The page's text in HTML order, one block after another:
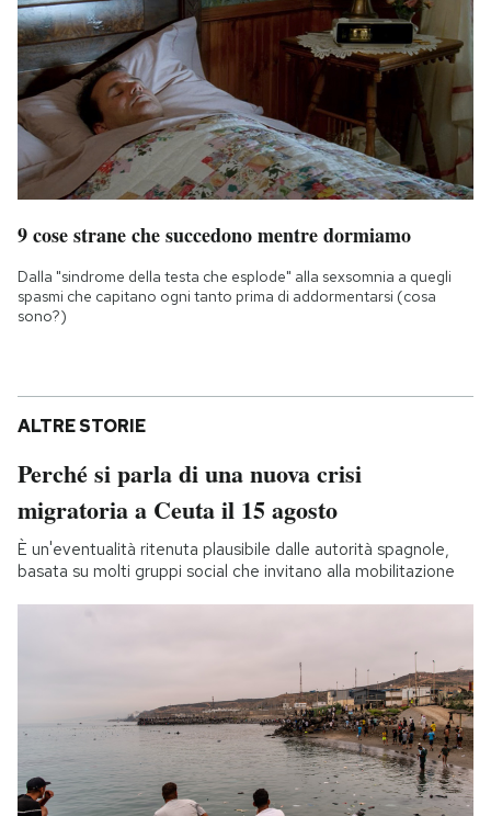
9 cose strane che succedono mentre dormiamo
Dalla "sindrome della testa che esplode" alla sexsomnia a quegli
spasmi che capitano ogni tanto prima di addormentarsi (cosa
sono?)
ALTRE STORIE
Perché si parla di una nuova crisi
migratoria a Ceuta il 15 agosto
È un'eventualità ritenuta plausibile dalle autorità spagnole,
basata su molti gruppi social che invitano alla mobilitazione